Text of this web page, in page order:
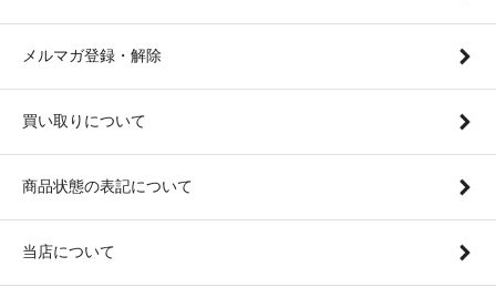
メルマガ登録・解除
買い取りについて
商品状態の表記について
当店について